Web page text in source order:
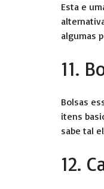
Esta e
algumas
11.
Bolsas
itens
sabe tal
12.